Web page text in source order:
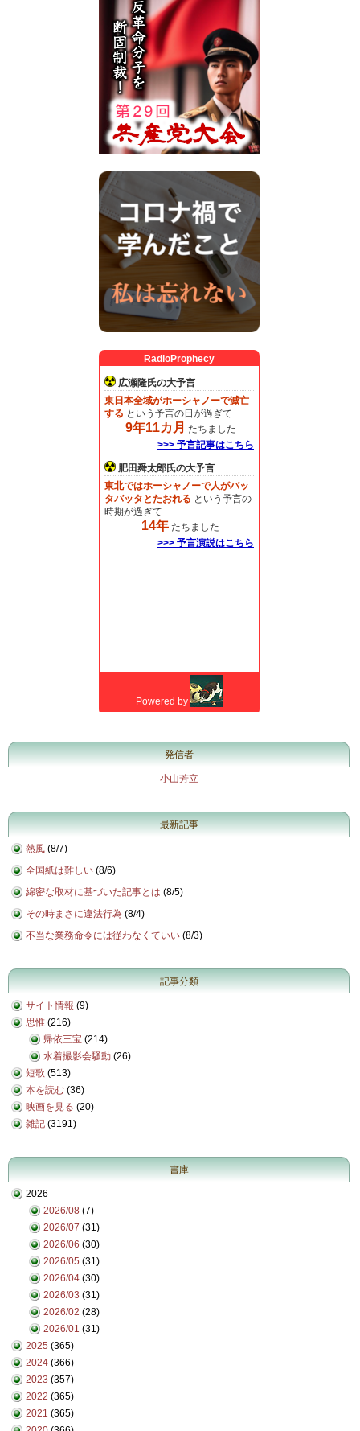
発信者
小山芳立
最新記事
熱風 (8/7)
全国紙は難しい (8/6)
綿密な取材に基づいた記事とは (8/5)
その時まさに違法行為 (8/4)
不当な業務命令には従わなくていい (8/3)
記事分類
サイト情報 (9)
思惟 (216)
帰依三宝 (214)
水着撮影会騒動 (26)
短歌 (513)
本を読む (36)
映画を見る (20)
雑記 (3191)
書庫
2026
2026/08 (7)
2026/07 (31)
2026/06 (30)
2026/05 (31)
2026/04 (30)
2026/03 (31)
2026/02 (28)
2026/01 (31)
2025 (365)
2024 (366)
2023 (357)
2022 (365)
2021 (365)